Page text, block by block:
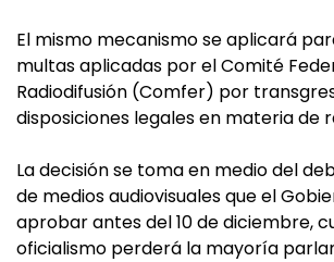
El mismo mecanismo se aplicará
multas aplicadas por el Comité
Radiodifusión (Comfer) por
disposiciones legales en materia de
La decisión se toma en medio del
de medios audiovisuales que el
aprobar antes del 10 de diciembre,
oficialismo perderá la mayoría